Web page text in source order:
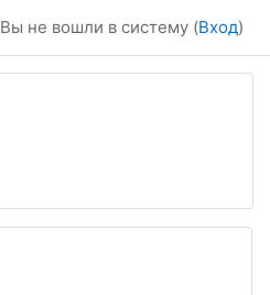
Вы не вошли в систему (Вход)